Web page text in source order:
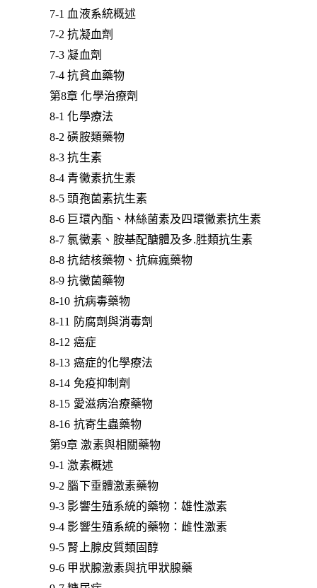
7-1 血液系統概述
7-2 抗凝血劑
7-3 凝血劑
7-4 抗貧血藥物
第8章 化學治療劑
8-1 化學療法
8-2 磺胺類藥物
8-3 抗生素
8-4 青黴素抗生素
8-5 頭孢菌素抗生素
8-6 巨環內酯、林絲菌素及四環黴素抗生素
8-7 氯黴素、胺基配醣體及多.胜類抗生素
8-8 抗結核藥物、抗痲瘋藥物
8-9 抗黴菌藥物
8-10 抗病毒藥物
8-11 防腐劑與消毒劑
8-12 癌症
8-13 癌症的化學療法
8-14 免疫抑制劑
8-15 愛滋病治療藥物
8-16 抗寄生蟲藥物
第9章 激素與相關藥物
9-1 激素概述
9-2 腦下垂體激素藥物
9-3 影響生殖系統的藥物：雄性激素
9-4 影響生殖系統的藥物：雌性激素
9-5 腎上腺皮質類固醇
9-6 甲狀腺激素與抗甲狀腺藥